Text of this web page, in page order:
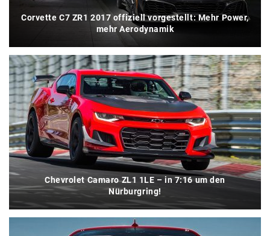
Corvette C7 ZR1 2017 offiziell vorgestellt: Mehr Power,
mehr Aerodynamik
Chevrolet Camaro ZL1 1LE – in 7:16 um den
Nürburgring!